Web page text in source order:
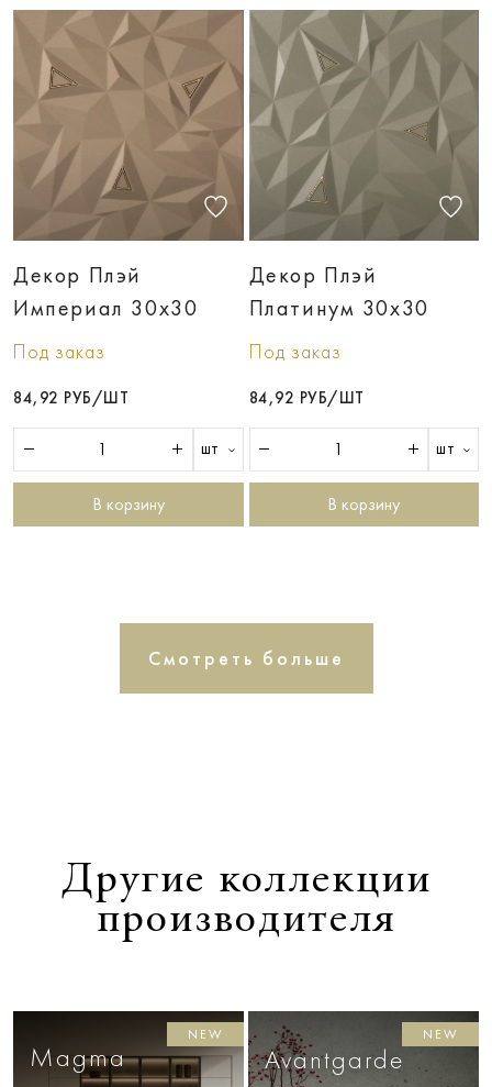
Декор Плэй
Империал 30x30
Под заказ
84,92 РУБ/ШТ
шт
В корзину
Декор Плэй
Платинум 30x30
Под заказ
84,92 РУБ/ШТ
шт
В корзину
Смотреть больше
Другие коллекции
производителя
Magma
NEW
Avantgarde
NEW